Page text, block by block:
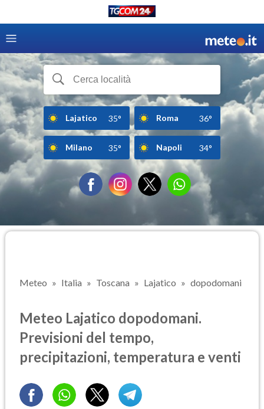
Lajatico 35° Roma 36°
Milano 35° Napoli 34°
Meteo Italia Toscana Lajatico dopodomani
Meteo Lajatico dopodomani.
Previsioni del tempo,
precipitazioni, temperatura e venti